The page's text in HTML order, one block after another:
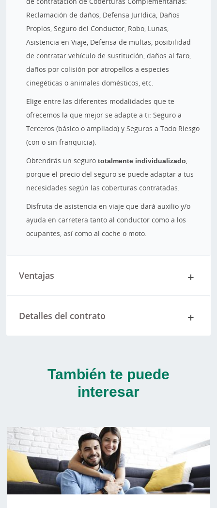
Reclamación de daños, Defensa Jurídica, Daños
Propios, Seguro del Conductor, Robo, Lunas,
Asistencia en Viaje, Defensa de multas, posibilidad
de contratar vehículo de sustitución, daños al faro,
daños por colisión por atropellos a especies
cinegéticas o animales domésticos, etc.
Elige entre las diferentes modalidades que te
ofrecemos la que mejor se adapte a ti: Seguro a
Terceros (básico o ampliado) y Seguros a Todo Riesgo
(con o sin franquicia).
Obtendrás un segurototalmente individualizado,
porque el precio del seguro se puede adaptar a tus
necesidades según las coberturas contratadas.
Disfruta de asistencia en viaje que dará auxilio y/o
ayuda en carretera tanto al conductor como a los
ocupantes, así como al coche o moto.
Ventajas
Detalles del contrato
También te puede
interesar